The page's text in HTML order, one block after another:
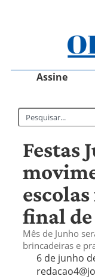
Assine
Festas
final
Mês de Junho
brincadeiras e
6 de junho